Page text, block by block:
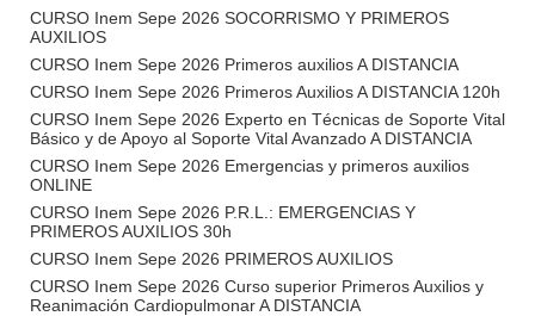
CURSO Inem Sepe 2026 SOCORRISMO Y PRIMEROS
AUXILIOS
CURSO Inem Sepe 2026 Primeros auxilios A DISTANCIA
CURSO Inem Sepe 2026 Primeros Auxilios A DISTANCIA 120h
CURSO Inem Sepe 2026 Experto en Técnicas de Soporte Vital
Básico y de Apoyo al Soporte Vital Avanzado A DISTANCIA
CURSO Inem Sepe 2026 Emergencias y primeros auxilios
ONLINE
CURSO Inem Sepe 2026 P.R.L.: EMERGENCIAS Y
PRIMEROS AUXILIOS 30h
CURSO Inem Sepe 2026 PRIMEROS AUXILIOS
CURSO Inem Sepe 2026 Curso superior Primeros Auxilios y
Reanimación Cardiopulmonar A DISTANCIA